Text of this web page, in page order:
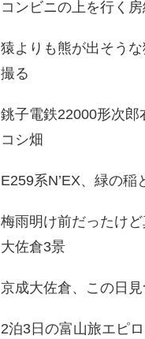
コンビニの上を行く
猿よりも熊が出そう
撮る
銚子電鉄22000形次郎
コシ畑
E259系N’EX、緑の稲
梅雨明け前だったけ
大佐倉3景
京成大佐倉、この日
2泊3日の富山旅エピ